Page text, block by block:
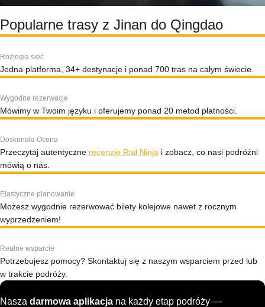
Popularne trasy z Jinan do Qingdao
Rozległa sieć
Jedna platforma, 34+ destynacje i ponad 700 tras na całym świecie.
Wygodne rezerwacje
Mówimy w Twoim języku i oferujemy ponad 20 metod płatności.
Doskonała Ocena
Przeczytaj autentyczne recenzje Rail Ninja i zobacz, co nasi podróżni
mówią o nas.
Elastyczne planowanie
Możesz wygodnie rezerwować bilety kolejowe nawet z rocznym
wyprzedzeniem!
Realne wsparcie
Potrzebujesz pomocy? Skontaktuj się z naszym wsparciem przed lub
w trakcie podróży.
Nasza darmowa aplikacja na każdy etap podróży —